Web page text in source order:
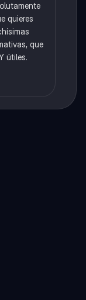
quieres
que
útiles.